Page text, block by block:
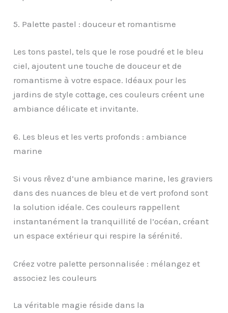
5. Palette pastel : douceur et romantisme
Les tons pastel, tels que le rose poudré et le bleu
ciel, ajoutent une touche de douceur et de
romantisme à votre espace. Idéaux pour les
jardins de style cottage, ces couleurs créent une
ambiance délicate et invitante.
6. Les bleus et les verts profonds : ambiance
marine
Si vous rêvez d’une ambiance marine, les graviers
dans des nuances de bleu et de vert profond sont
la solution idéale. Ces couleurs rappellent
instantanément la tranquillité de l’océan, créant
un espace extérieur qui respire la sérénité.
Créez votre palette personnalisée : mélangez et
associez les couleurs
La véritable magie réside dans la